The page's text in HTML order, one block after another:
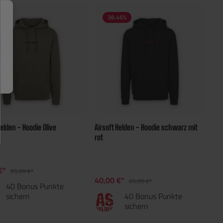
- Hoodie Olive
65,00 €*
40 Bonus Punkte
sichern
38.46%
Airsoft Helden - Hoodie schwarz mit
rot
40,00 €* 65,00 €*
40 Bonus Punkte
sichern